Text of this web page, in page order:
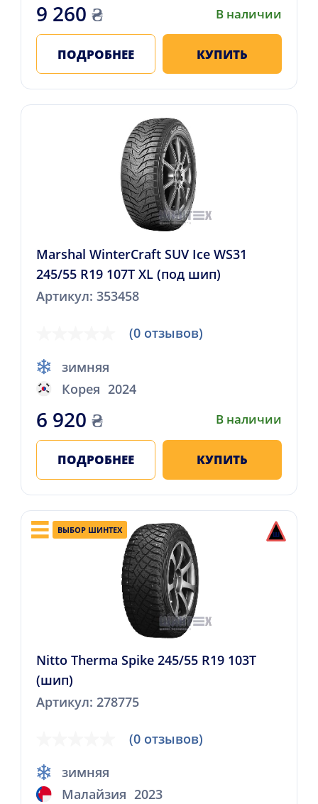
9 260 ₴ В наличии
ПОДРОБНЕЕ КУПИТЬ
Marshal WinterCraft SUV Ice WS31
245/55 R19 107T XL (под шип)
Артикул: 353458
(0 отзывов)
зимняя
Корея 2024
6 920 ₴ В наличии
ПОДРОБНЕЕ КУПИТЬ
ВЫБОР ШИНТЕХ
Nitto Therma Spike 245/55 R19 103T
(шип)
Артикул: 278775
(0 отзывов)
зимняя
Малайзия 2023